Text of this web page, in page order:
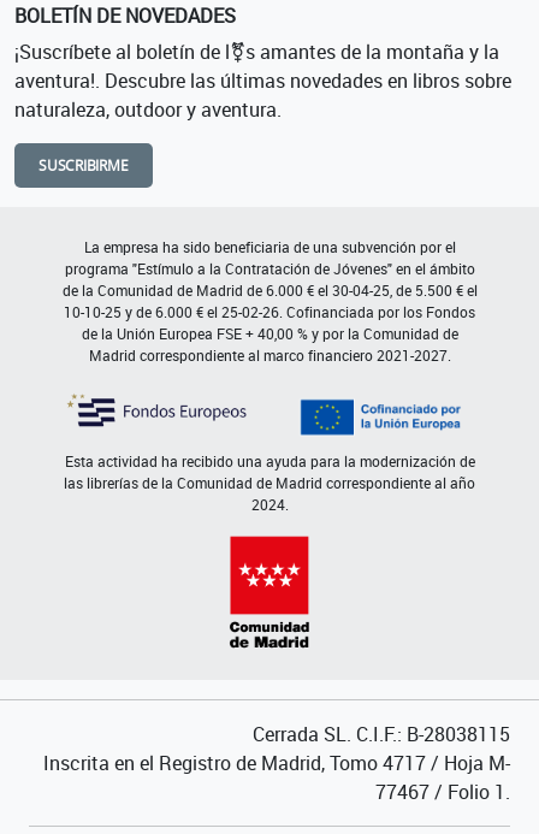
BOLETÍN DE NOVEDADES
¡Suscríbete al boletín de l⚧s amantes de la montaña y la
aventura!. Descubre las últimas novedades en libros sobre
naturaleza, outdoor y aventura.
SUSCRIBIRME
La empresa ha sido beneficiaria de una subvención por el
programa "Estímulo a la Contratación de Jóvenes" en el ámbito
de la Comunidad de Madrid de 6.000 € el 30-04-25, de 5.500 € el
10-10-25 y de 6.000 € el 25-02-26. Cofinanciada por los Fondos
de la Unión Europea FSE + 40,00 % y por la Comunidad de
Madrid correspondiente al marco financiero 2021-2027.
Esta actividad ha recibido una ayuda para la modernización de
las librerías de la Comunidad de Madrid correspondiente al año
2024.
Cerrada SL. C.I.F.: B-28038115
Inscrita en el Registro de Madrid, Tomo 4717 / Hoja M-
77467 / Folio 1.